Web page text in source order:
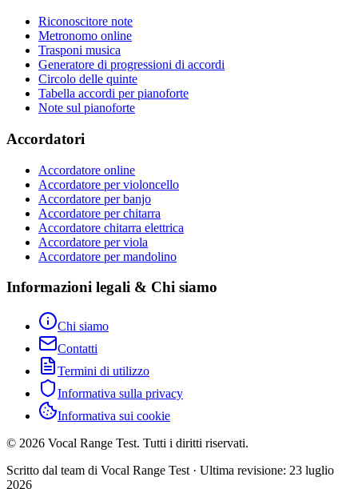
Riconoscitore note
Metronomo online
Trasponi musica
Generatore di progressioni di accordi
Circolo delle quinte
Tabella accordi per pianoforte
Note sul pianoforte
Accordatori
Accordatore online
Accordatore per violoncello
Accordatore per banjo
Accordatore per chitarra
Accordatore chitarra elettrica
Accordatore per viola
Accordatore per mandolino
Informazioni legali & Chi siamo
Chi siamo
Contatti
Termini di utilizzo
Informativa sulla privacy
Informativa sui cookie
© 2026 Vocal Range Test. Tutti i diritti riservati.
Scritto dal team di Vocal Range Test · Ultima revisione: 23 luglio
2026